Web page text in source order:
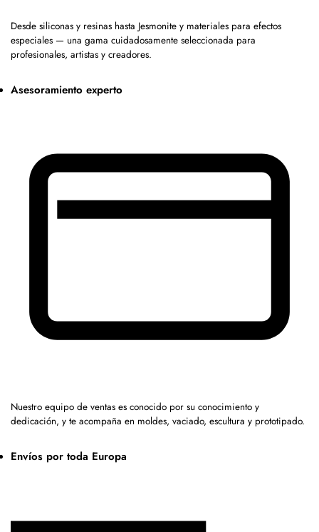
Desde siliconas y resinas hasta Jesmonite y materiales para efectos
especiales — una gama cuidadosamente seleccionada para
profesionales, artistas y creadores.
Asesoramiento experto
Nuestro equipo de ventas es conocido por su conocimiento y
dedicación, y te acompaña en moldes, vaciado, escultura y prototipado.
Envíos por toda Europa